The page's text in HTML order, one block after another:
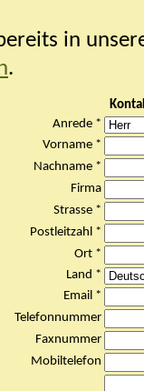
in
.
Anrede *
Vorname *
Nachname *
Firma
Strasse *
Postleitzahl *
Ort *
Land *
Email *
Telefonnummer
Faxnummer
Mobiltelefon